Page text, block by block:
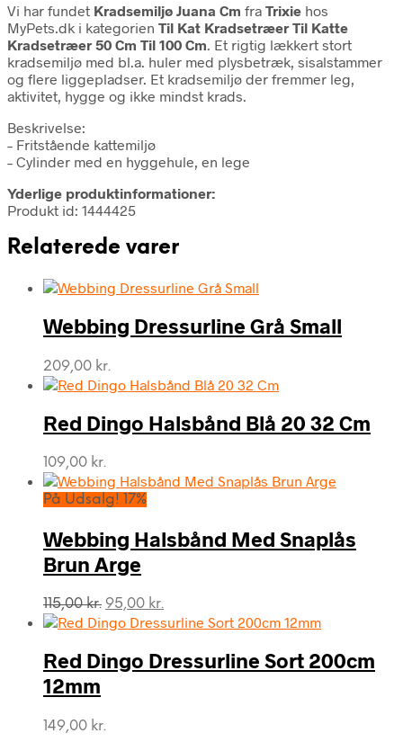
Vi har fundet Kradsemiljø Juana Cm fra Trixie hos
MyPets.dk i kategorien Til Kat Kradsetræer Til Katte
Kradsetræer 50 Cm Til 100 Cm. Et rigtig lækkert stort
kradsemiljø med bl.a. huler med plysbetræk, sisalstammer
og flere liggepladser. Et kradsemiljø der fremmer leg,
aktivitet, hygge og ikke mindst krads.
Beskrivelse:
– Fritstående kattemiljø
– Cylinder med en hyggehule, en lege
Yderlige produktinformationer:
Produkt id: 1444425
Relaterede varer
Webbing Dressurline Grå Small
209,00 kr.
Red Dingo Halsbånd Blå 20 32 Cm
109,00 kr.
På Udsalg! 17%
Webbing Halsbånd Med Snaplås
Brun Arge
115,00kr. Den
oprindelige
var:
115,00 kr..
95,00 kr.
aktuelle
er:
95,00 kr..
Red Dingo Dressurline Sort 200cm
12mm
149,00 kr.